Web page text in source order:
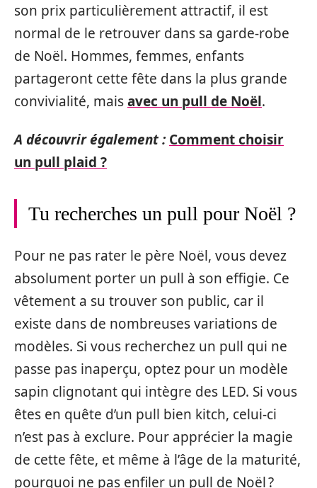
son prix particulièrement attractif, il est
normal de le retrouver dans sa garde-robe
de Noël. Hommes, femmes, enfants
partageront cette fête dans la plus grande
convivialité, maisavec un pull de Noël.
A découvrir également : Comment choisir
un pull plaid ?
Tu recherches un pull pour Noël ?
Pour ne pas rater le père Noël, vous devez
absolument porter un pull à son effigie. Ce
vêtement a su trouver son public, car il
existe dans de nombreuses variations de
modèles. Si vous recherchez un pull qui ne
passe pas inaperçu, optez pour un modèle
sapin clignotant qui intègre des LED. Si vous
êtes en quête d’un pull bien kitch, celui-ci
n’est pas à exclure. Pour apprécier la magie
de cette fête, et même à l’âge de la maturité,
pourquoi ne pas enfiler un pull de Noël ?